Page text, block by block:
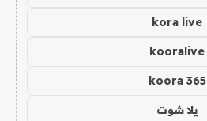
kora live
kooralive
koora 365
يلا شوت